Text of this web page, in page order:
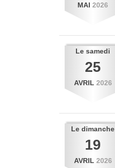
MAI 2026
Lesamedi
25
AVRIL 2026
Ledimanche
19
AVRIL 2026